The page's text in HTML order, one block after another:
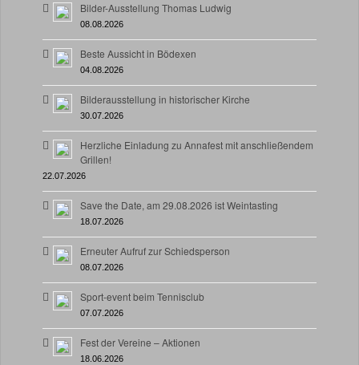
Bilder-Ausstellung Thomas Ludwig
08.08.2026
Beste Aussicht in Bödexen
04.08.2026
Bilderausstellung in historischer Kirche
30.07.2026
Herzliche Einladung zu Annafest mit anschließendem
Grillen!
22.07.2026
Save the Date, am 29.08.2026 ist Weintasting
18.07.2026
Erneuter Aufruf zur Schiedsperson
08.07.2026
Sport-event beim Tennisclub
07.07.2026
Fest der Vereine – Aktionen
18.06.2026